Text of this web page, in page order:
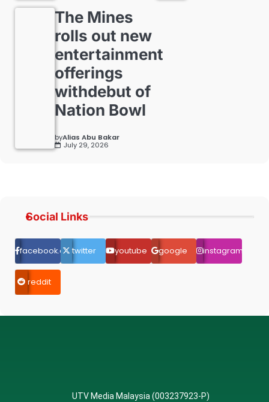
The Mines
rolls out new
entertainment
offerings
withdebut of
Nation Bowl
byAlias Abu Bakar
July 29, 2026
Social Links
facebook.comtwitter youtube google instagram
reddit
UTV Media Malaysia (003237923-P)